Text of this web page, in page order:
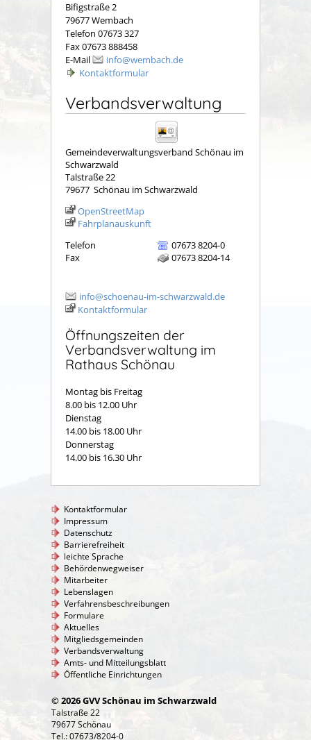
Bifigstraße 2
79677 Wembach
Telefon 07673 327
Fax 07673 888458
E-Mail
info@wembach.de
Kontaktformular
Verbandsverwaltung
Gemeindeverwaltungsverband Schönau im
Schwarzwald
Talstraße 22
79677 Schönau im Schwarzwald
OpenStreetMap
Fahrplanauskunft
Telefon
07673 8204-0
Fax
07673 8204-14
info@schoenau-im-schwarzwald.de
Kontaktformular
Öffnungszeiten der
Verbandsverwaltung im
Rathaus Schönau
Montag bis Freitag
8.00 bis 12.00 Uhr
Dienstag
14.00 bis 18.00 Uhr
Donnerstag
14.00 bis 16.30 Uhr
Kontaktformular
Impressum
Datenschutz
Barrierefreiheit
leichte Sprache
Behördenwegweiser
Mitarbeiter
Lebenslagen
Verfahrensbeschreibungen
Formulare
Aktuelles
Mitgliedsgemeinden
Verbandsverwaltung
Amts- und Mitteilungsblatt
Öffentliche Einrichtungen
© 2026 GVV Schönau im Schwarzwald
Talstraße 22
79677 Schönau
Tel.: 07673/8204-0